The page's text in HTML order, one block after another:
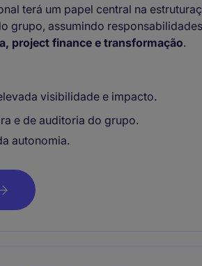
terá um papel central na
grupo, assumindo responsabilidades
project finance e transformação.
visibilidade e impacto.
e de auditoria do grupo.
autonomia.